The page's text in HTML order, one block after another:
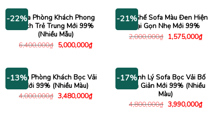
3,480,000₫.
-22%Sofa Phòng Khách Phong
Cách Trẻ Trung Mới 99%
(Nhiều Mẫu)
6,400,000₫ Giá
gốc
5,000,000₫Giá
hiện
5,000,000₫.
-21%
Bộ Ghế Sofa Màu Đen Hiện
Đại Gọn Nhẹ Mới 99%
2,000,000₫ Giá
gốc
1,575,000₫Giá
hiện
-13%
Sofa Phòng Khách Bọc Vải
Mới 99% (Nhiều Màu)
4,000,000₫ Giá
gốc
3,480,000₫Giá
hiện
-17%
Thanh Lý Sofa Bọc Vải Bố
Đơn Giản Mới 99% (Nhiều
Màu)
4,800,000₫ Giá
gốc
3,990,000₫Giá
hiện